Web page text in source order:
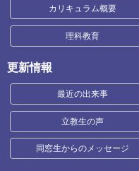
カリキュラム概要
理科教育
更新情報
最近の出来事
立教生の声
同窓生からのメッセージ